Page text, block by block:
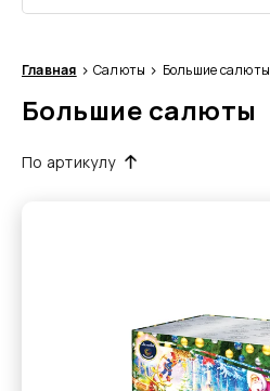
Главная Салюты Большие салюты
Большие салюты
По артикулу